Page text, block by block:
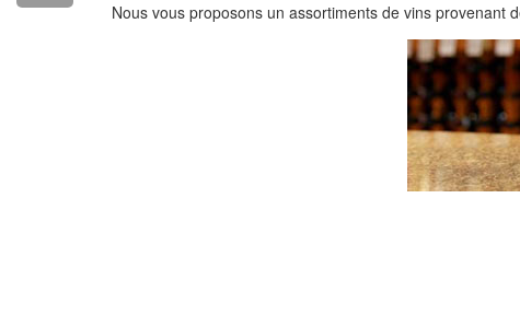
Nous vous proposons un assortiments de vins provenant